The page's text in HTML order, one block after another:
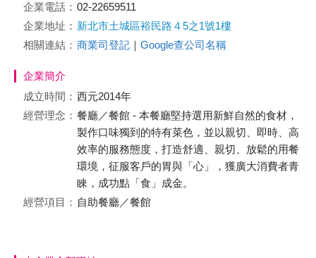
企業電話： 02-22659511
企業地址： 新北市土城區裕民路４5之1號1樓
相關連結： 商業司登記 ｜ Google查公司名稱
企業簡介
成立時間： 西元2014年
經營理念： 餐廳／餐館 - 本餐廳堅持選用新鮮自然的食材，
製作口味獨到的特有菜色，並以親切、即時、高
效率的服務態度，打造舒適、親切、放鬆的用餐
環境，征服客戶的胃與「心」，獲廣大消費者青
睞，成功點「食」成金。
經營項目： 自助餐廳／餐館